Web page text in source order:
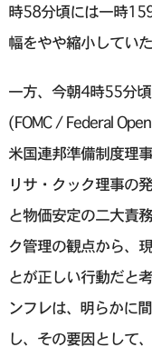
時58分頃には一時
幅をやや縮小していた
一方、今朝4時55分
(FOMC / Federal
米国連邦準備制度理
リサ・クック理事の
と物価安定の二大責
ク管理の観点から、
とが正しい行動だと
ンフレは、⁠明らかに
し、その要因として